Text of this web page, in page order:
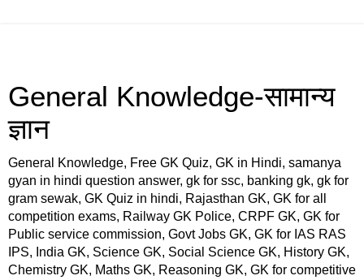
General Knowledge-सामान्य
ज्ञान
General Knowledge, Free GK Quiz, GK in Hindi, samanya
gyan in hindi question answer, gk for ssc, banking gk, gk for
gram sewak, GK Quiz in hindi, Rajasthan GK, GK for all
competition exams, Railway GK Police, CRPF GK, GK for
Public service commission, Govt Jobs GK, GK for IAS RAS
IPS, India GK, Science GK, Social Science GK, History GK,
Chemistry GK, Maths GK, Reasoning GK, GK for competitive